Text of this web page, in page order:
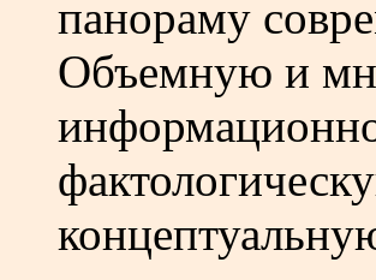
панораму
Объемную и